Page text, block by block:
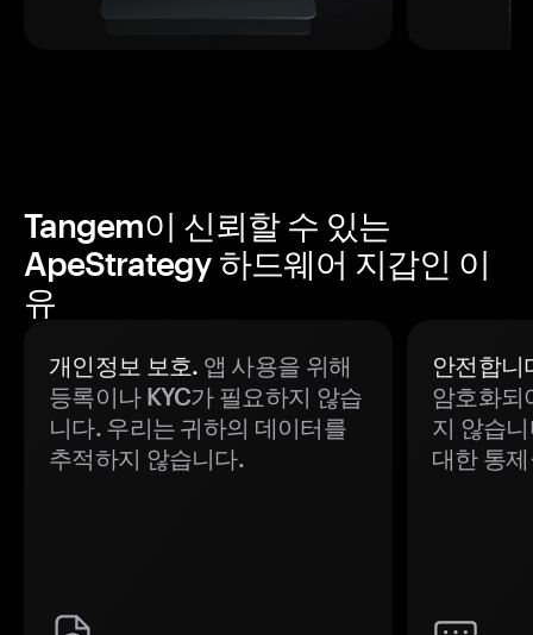
Tangem이 신뢰할 수 있는
ApeStrategy 하드웨어 지갑인 이
유
개인정보 보호. 앱 사용을 위해
등록이나 KYC가 필요하지 않습
니다. 우리는 귀하의 데이터를
추적하지 않습니다.
안전합니
암호화되
지 않습
대한 통